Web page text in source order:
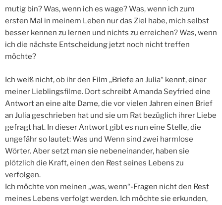
mutig bin? Was, wenn ich es wage? Was, wenn ich zum
ersten Mal in meinem Leben nur das Ziel habe, mich selbst
besser kennen zu lernen und nichts zu erreichen? Was, wenn
ich die nächste Entscheidung jetzt noch nicht treffen
möchte?
Ich weiß nicht, ob ihr den Film „Briefe an Julia“ kennt, einer
meiner Lieblingsfilme. Dort schreibt Amanda Seyfried eine
Antwort an eine alte Dame, die vor vielen Jahren einen Brief
an Julia geschrieben hat und sie um Rat bezüglich ihrer Liebe
gefragt hat. In dieser Antwort gibt es nun eine Stelle, die
ungefähr so lautet: Was und Wenn sind zwei harmlose
Wörter. Aber setzt man sie nebeneinander, haben sie
plötzlich die Kraft, einen den Rest seines Lebens zu
verfolgen.
Ich möchte von meinen „was, wenn“-Fragen nicht den Rest
meines Lebens verfolgt werden. Ich möchte sie erkunden,